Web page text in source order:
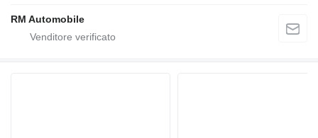
RM Automobile